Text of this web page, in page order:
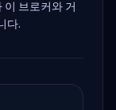
브로커와 거
다.